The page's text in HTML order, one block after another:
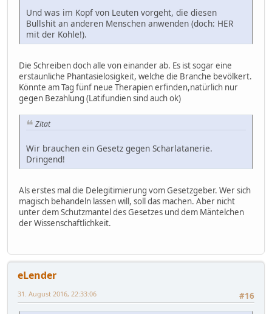
Und was im Kopf von Leuten vorgeht, die diesen
Bullshit an anderen Menschen anwenden (doch: HER
mit der Kohle!).
Die Schreiben doch alle von einander ab. Es ist sogar eine
erstaunliche Phantasielosigkeit, welche die Branche bevölkert.
Könnte am Tag fünf neue Therapien erfinden,natürlich nur
gegen Bezahlung (Latifundien sind auch ok)
Zitat
Wir brauchen ein Gesetz gegen Scharlatanerie.
Dringend!
Als erstes mal die Delegitimierung vom Gesetzgeber. Wer sich
magisch behandeln lassen will, soll das machen. Aber nicht
unter dem Schutzmantel des Gesetzes und dem Mäntelchen
der Wissenschaftlichkeit.
eLender
#16
31. August 2016, 22:33:06